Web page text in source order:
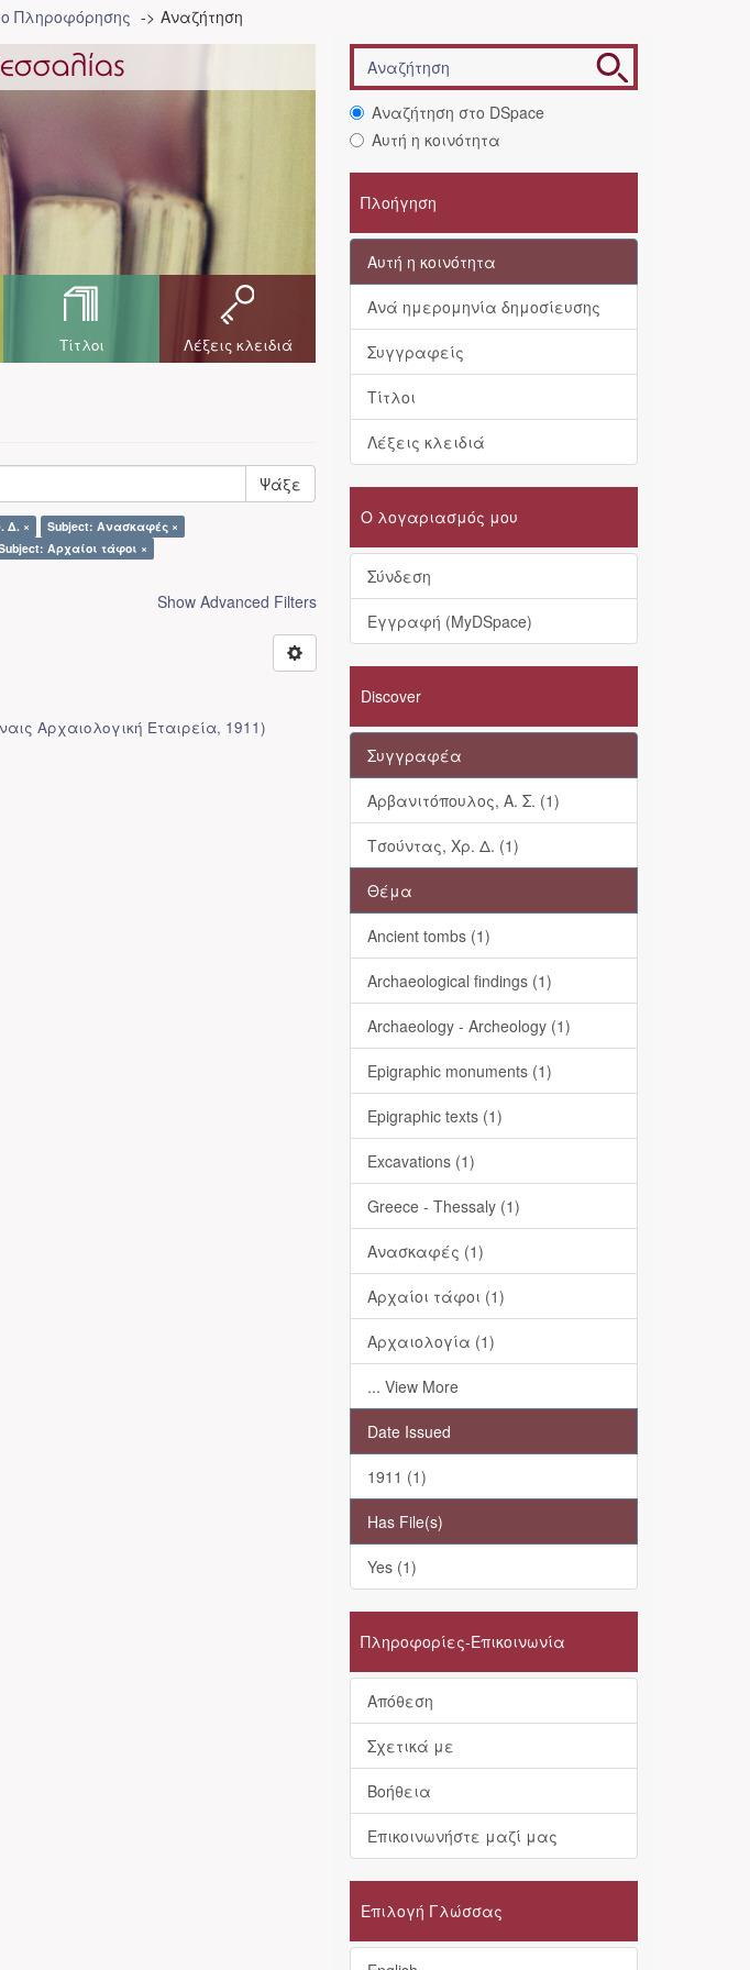
Πληροφόρησης Αναζήτηση
Τίτλοι Λέξεις κλειδιά
Ψάξε
Δ. ×
Subject: Ανασκαφές ×
Αρχαίοι τάφοι ×
Show Advanced Filters
Αρχαιολογική Εταιρεία, 1911)
Αναζήτηση στο DSpace
Αυτή η κοινότητα
Πλοήγηση
Αυτή η κοινότητα
Ανά ημερομηνία δημοσίευσης
Συγγραφείς
Τίτλοι
Λέξεις κλειδιά
Ο λογαριασμός μου
Σύνδεση
Εγγραφή (MyDSpace)
Discover
Συγγραφέα
Αρβανιτόπουλος, Α. Σ. (1)
Τσούντας, Χρ. Δ. (1)
Θέμα
Ancient tombs (1)
Archaeological findings (1)
Archaeology - Archeology (1)
Epigraphic monuments (1)
Epigraphic texts (1)
Excavations (1)
Greece - Thessaly (1)
Ανασκαφές (1)
Αρχαίοι τάφοι (1)
Αρχαιολογία (1)
... View More
Date Issued
1911 (1)
Has File(s)
Yes (1)
Πληροφορίες-Επικοινωνία
Απόθεση
Σχετικά με
Βοήθεια
Επικοινωνήστε μαζί μας
Επιλογή Γλώσσας